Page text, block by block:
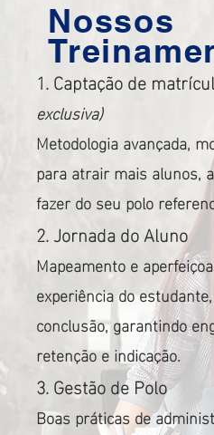
Nossos
1. Captação de
exclusiva)
Metodologia avançada,
para atrair mais alunos,
fazer do seu polo
2. Jornada do Aluno
Mapeamento e
experiência do
conclusão, garantindo
retenção e indicação.
3. Gestão de Polo
Boas práticas de